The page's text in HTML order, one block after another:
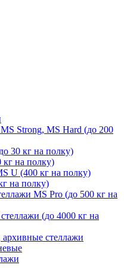
Strong, MS Hard (до 200
30 кг на полку)
на полку)
U (400 кг на полку)
на полку)
MS Pro (до 500 кг на
(до 4000 кг на
стеллажи